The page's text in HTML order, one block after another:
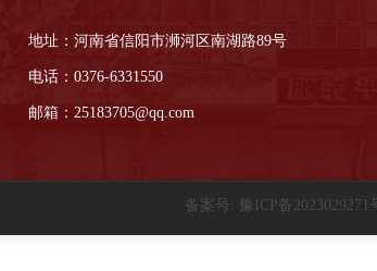
地址： 河南省信阳市浉河区南湖路89号
电话：0376-6331550
邮箱：25183705@qq.com
备案号: 豫ICP备2023029271